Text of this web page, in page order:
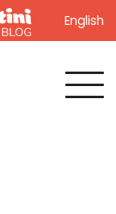
English